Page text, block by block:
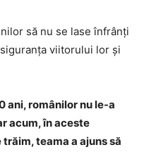
să nu se lase înfrânți
viitorului lor și
ani, românilor nu le-a
acum, în aceste
teama a ajuns să